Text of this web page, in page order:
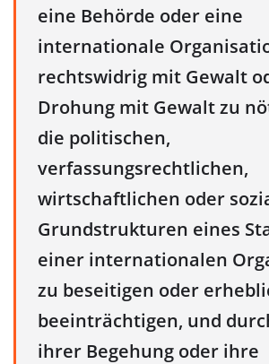
eine Behörde oder eine
internationale
rechtswidrig mit Gewalt
Drohung mit Gewalt zu
die politischen,
verfassungsrechtlichen,
wirtschaftlichen oder
Grundstrukturen eines
einer internationalen
zu beseitigen oder
beeinträchtigen, und
ihrer Begehung oder ihre